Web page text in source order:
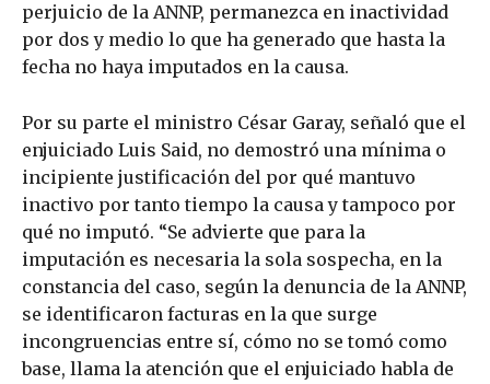
perjuicio de la ANNP, permanezca en inactividad
por dos y medio lo que ha generado que hasta la
fecha no haya imputados en la causa.
Por su parte el ministro César Garay, señaló que el
enjuiciado Luis Said, no demostró una mínima o
incipiente justificación del por qué mantuvo
inactivo por tanto tiempo la causa y tampoco por
qué no imputó. “Se advierte que para la
imputación es necesaria la sola sospecha, en la
constancia del caso, según la denuncia de la ANNP,
se identificaron facturas en la que surge
incongruencias entre sí, cómo no se tomó como
base, llama la atención que el enjuiciado habla de